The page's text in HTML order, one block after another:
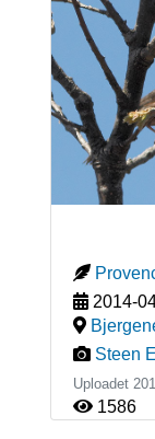
2014-
Steen
Uploadet
1586